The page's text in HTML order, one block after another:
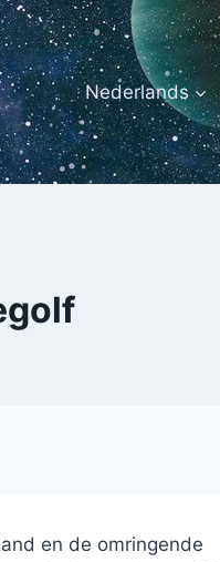
Nederlands
en de omringende